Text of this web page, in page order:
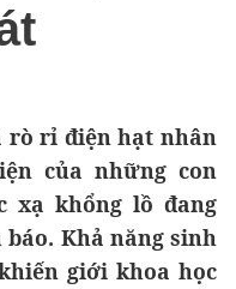
rò rỉ điện hạt nhân
của những con
xạ khổng lồ đang
Khả năng sinh
giới khoa học